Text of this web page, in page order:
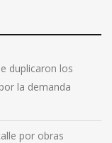
duplicaron los
la demanda
por obras